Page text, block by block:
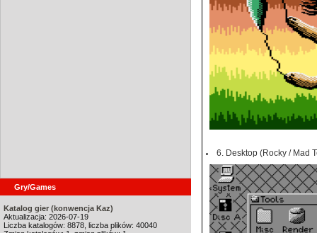
Gry/Games
Katalog gier (konwencja Kaz)
Aktualizacja: 2026-07-19
Liczba katalogów: 8878, liczba plików: 40040
6. Desktop (Rocky / Mad